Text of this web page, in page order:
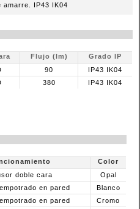
amarre. IP43 IK04
Flujo (lm)
Grado IP
90
IP43 IK04
380 IP43 IK04
Color
doble cara
Opal
en pared
Blanco
en pared
Cromo